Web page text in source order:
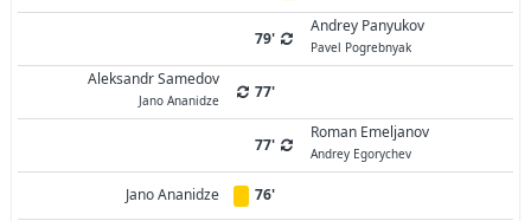
79'
Andrey Panyukov
Pavel Pogrebnyak
Aleksandr Samedov
Jano Ananidze 77'
77'
Roman Emeljanov
Andrey Egorychev
Jano Ananidze
76'